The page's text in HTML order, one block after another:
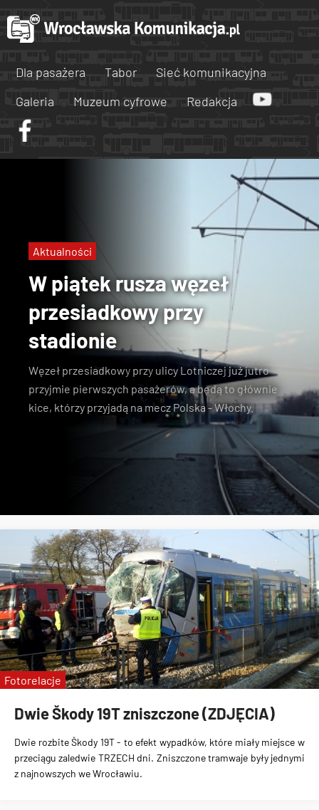
Dla pasażera Tabor
Sieć komunikacyjna
Galeria
Muzeum cyfrowe Redakcja
W piątek rusza węzeł
przesiadkowy przy
stadionie
Węzeł przesiadkowy przy ulicy Lotniczejjuż jutro
przyjmie pierwszych pasażerów, a będą to głównie
kice, którzy przyjadą na mecz Polska - Włochy.
Aktualności
Dwie Škody 19T zniszczone (ZDJĘCIA)
Dwie rozbite Škody 19T- to efekt wypadków, które miały miejsce w
przeciąguzaledwie TRZECH dni. Zniszczone tramwaje były jednymi
z najnowszych we Wrocławiu.
Fotorelacje